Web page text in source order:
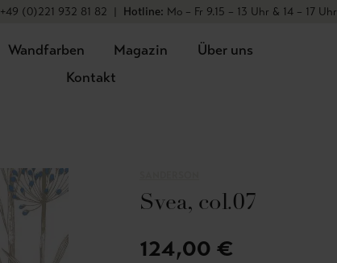
+49 (0)221 932 81 82 | Hotline: Mo – Fr 9.15 – 13 Uhr & 14 – 17 Uhr
Wandfarben Magazin
Über uns
Kontakt
Svea, col.07
124,00 €